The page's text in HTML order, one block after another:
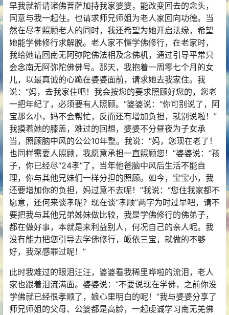
早我就祈请诸佛菩萨加持我家婆婆，能改变回去的念头，
同意与我一起住。也请求师兄师姐为老人家回向功德。当
然在尽孝照顾老人的同时，我还希望为她开启法缘，希望
她能学佛修行求解脱。老人家不懂学佛修行，在老家时，
我给她请回南无阿弥陀佛法相及念佛机，通过引导平常只
会念南无阿弥陀佛佛号。那天，我抱着一周零七个月的女
儿，以最真诚的心跪在婆婆面前，请求她去我家住。我
说：“妈，去我家住吧！我会按您的要求照顾好您的，您老
一把年纪了，必须要有人照顾。”婆婆说：“你可别说了，阿
宝那么小，妈不会帮忙，反而还有增加负担，就别说啦！”
我摸着她的膝盖，难过的回想，婆婆不分昼夜为子女承
当，照顾脑中风的公公10年整。我说：“妈，您现在老了！
也同样需要人照顾，我愿意承担一直照顾您！”婆婆说：“孩
子，你已经尽“24孝”了，当年他爸脑中风后生活不能自
理，你与其他兄妹们一样分担的照顾。如今，宝宝小，我
还要增加你的负担，妈过意不去呢！”我说：“您住我家都不
愿意，还何来谈孝呢？现在谈“孝顺”两字为时过早吧，请不
要把我与其他兄弟姊妹做比较，我是学佛修行的佛弟子，
都在做好事，本就是来利益别人，何况自己的亲人呢。我
没有能力把您引导去学佛修行，皈依三宝，就做的不够
好，我深感罪过呢！”
此时我难过的眼泪汪汪，婆婆看我稀里哗啦的流泪，老人
家也跟着泪流满面。婆婆说：“不要说现在学佛，之前你没
学佛就已经很孝顺了，娘心里明白的呢！”我与婆婆分享了
师兄师姐的父母、公婆都是高龄，一起虔诚学习南无羌佛